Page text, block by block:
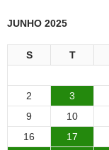
JUNHO 2025
S T
2
3
9
10
16
17